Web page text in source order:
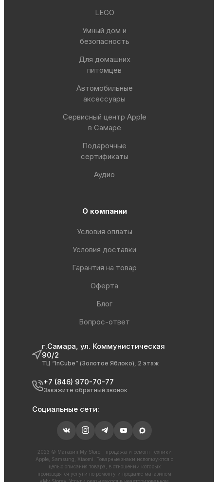
LEGO
Умный дом и
безопасность
Для домашних
питомцев
Автомобильные
аксессуары
Сервисный центр Apple
в Самаре
Подарочные
сертификаты
Аудио
О компании
Условия оплаты
Условия доставки
Гарантия на товар
Оферта
Блог
Вопрос-ответ
г.Самара, ул. Коммунистическая
90/2
ТЦ “InCube” (Золотое Яблоко), 2 этаж
+7 (846) 970-70-77
Закажите обратный звонок
Социальные сети:
2023 © Магазин My Store - продажа и ремонт техники
Apple, Samsung, Xiaomi. Товарные знаки используются с
целью описания товара, в отношении которых
производятся услуги по ремонту и продаже магазином